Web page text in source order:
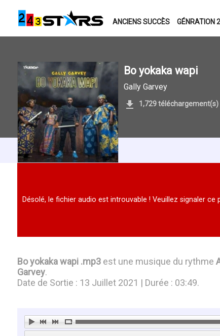
ANCIENS SUCCÈS GÉNRATION
Bo yokaka wapi
Gally Garvey
1,729 téléchargement(s)
Désolé, le fichier audio est introuvable ! Veuillez signaler
Bo yokaka wapi .mp3est une musique du rythme
Garvey.
Date de Sortie : 13 Juillet 2021 | Durée : 03:49.